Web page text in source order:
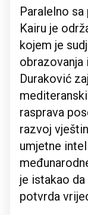
Paralelno
Kairu je
kojem je
obrazovanja
Duraković
rasprava
razvoj
umjetne
je istakao
potvrda